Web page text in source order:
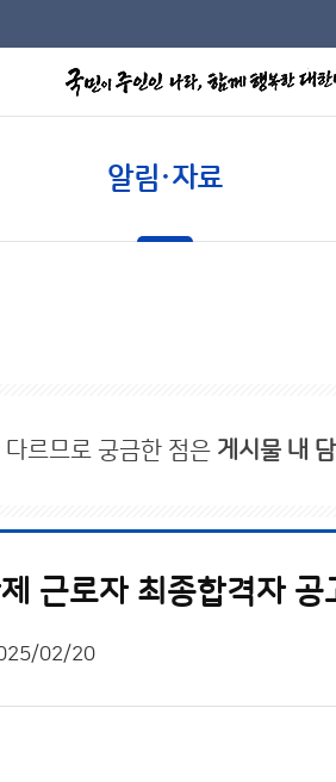
알림·자료
르므로 궁금한 점은 게시물 내
근로자 최종합격자 공
02/20